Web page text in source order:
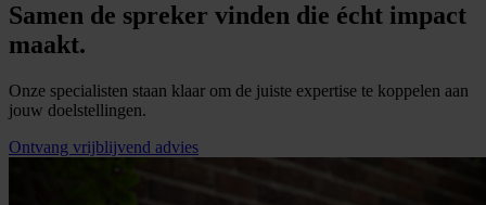
Samen de spreker vinden die écht impact
maakt.
Onze specialisten staan klaar om de juiste expertise te koppelen aan
jouw doelstellingen.
Ontvang vrijblijvend advies